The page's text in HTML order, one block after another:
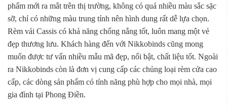
phẩm mới ra mắt trên thị trường, không có quá nhiều màu sắc sặc
sỡ, chỉ có những màu trung tính nên hình dung rất dễ lựa chọn.
Rèm vải Cassis có khả năng chống nắng tốt, luôn mang một vẻ
đẹp thương lưu. Khách hàng đến với Nikkobinds cũng mong
muốn được tư vấn nhiều mẫu mã đẹp, nổi bật, chất liệu tốt. Ngoài
ra Nikkobinds còn là đơn vị cung cấp các chủng loại rèm cửa cao
cấp, các dòng sản phẩm có tính năng phù hợp cho mọi nhà, mọi
gia đình tại Phong Điền.